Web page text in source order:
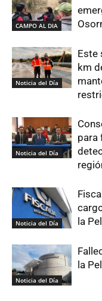
CAMPO AL DIA
Noticia del Día
Este
km
Noticia del Día
para
Noticia del Día
la
Noticia del Día
la